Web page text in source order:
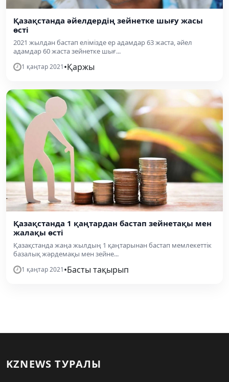
Қазақстанда әйелдердің зейнетке шығу жасы
өсті
2021 жылдан бастап елімізде ер адамдар 63 жаста, әйел
адамдар 60 жаста зейнетке шығ...
1 қаңтар 2021•Қаржы
Қазақстанда 1 қаңтардан бастап зейнетақы мен
жалақы өсті
Қазақстанда жаңа жылдың 1 қаңтарынан бастап мемлекеттік
базалық жәрдемақы мен зейне...
1 қаңтар 2021•Басты тақырып
KZNEWS ТУРАЛЫ